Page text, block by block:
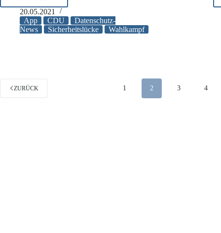
im
Wahlkampf
20.05.2021
App
CDU
Datenschutz-
News
Sicherheitslücke Wahlkampf
ZURÜCK 1 2 3 4